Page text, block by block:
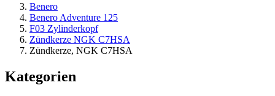
Benero
Benero Adventure 125
F03 Zylinderkopf
Zündkerze NGK C7HSA
Zündkerze, NGK C7HSA
Kategorien